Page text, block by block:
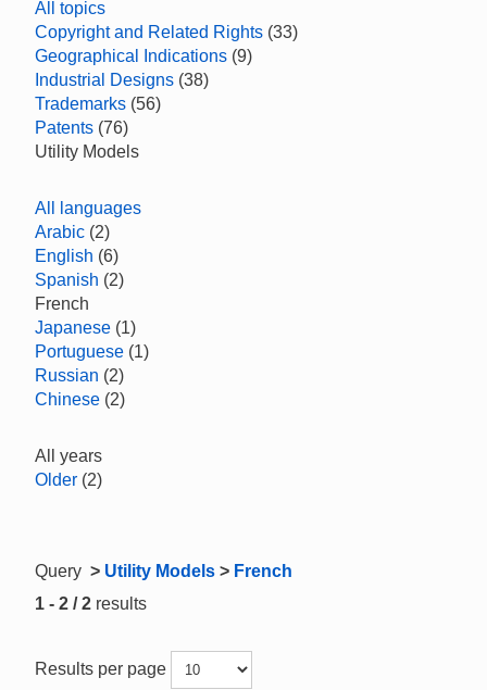
All topics
Copyright and Related Rights (33)
Geographical Indications (9)
Industrial Designs (38)
Trademarks (56)
Patents (76)
Utility Models
All languages
Arabic (2)
English (6)
Spanish (2)
French
Japanese (1)
Portuguese (1)
Russian (2)
Chinese (2)
All years
Older (2)
Query > Utility Models > French
1 - 2 / 2 results
Results per page